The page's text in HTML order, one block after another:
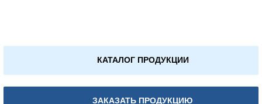
КАТАЛОГ ПРОДУКЦИИ
ЗАКАЗАТЬ ПРОДУКЦИЮ